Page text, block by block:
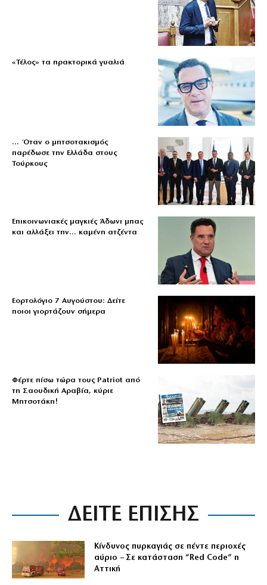
«Τέλος» τα πρακτορικά γυαλιά
… Όταν ο μητσοτακισμός
παρέδωσε την Ελλάδα στους
Τούρκους
Επικοινωνιακές μαγκιές Άδωνι μπας
και αλλάξει την… καμένη ατζέντα
Εορτολόγιο 7 Αυγούστου: Δείτε
ποιοι γιορτάζουν σήμερα
Φέρτε πίσω τώρα τους Patriot από
τη Σαουδική Αραβία, κύριε
Μητσοτάκη!
ΔΕΙΤΕ ΕΠΙΣΗΣ
Κίνδυνος πυρκαγιάς σε πέντε περιοχές
αύριο – Σε κατάσταση “Red Code” η
Αττική